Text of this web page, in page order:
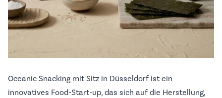
Oceanic Snacking mit Sitz in Düsseldorf ist ein
innovatives Food-Start-up, das sich auf die Herstellung,